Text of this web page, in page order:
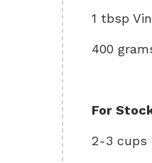
1 tbsp
400
For
2-3 cups